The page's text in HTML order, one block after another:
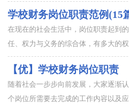
应该尽多大的义务，任何割裂开来的
学校财务岗位职责范例(15
在现在的社会生活中，岗位职责起到
任、权力与义务的综合体，有多大的
和责任应该尽多大的义务，任何割裂
【优】学校财务岗位职责
随着社会一步步向前发展，大家逐渐
个岗位所需要去完成的工作内容以及